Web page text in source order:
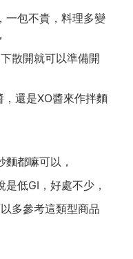
一包不貴，料理多變
散開就可以準備開
還是XO醬來作拌麵
都嘛可以，
低GI，好處不少，
多參考這類型商品